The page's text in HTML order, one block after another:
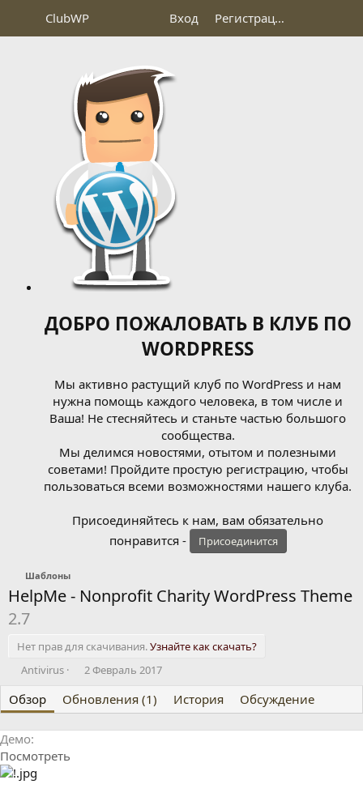
ClubWP Вход Регистрация
ДОБРО ПОЖАЛОВАТЬ В КЛУБ ПО
WORDPRESS
Мы активно растущий клуб по WordPress и нам
нужна помощь каждого человека, в том числе и
Ваша! Не стесняйтесь и станьте частью большого
сообщества.
Мы делимся новостями, отытом и полезными
советами! Пройдите простую регистрацию, чтобы
пользоваться всеми возможностями нашего клуба.
Присоединяйтесь к нам, вам обязательно
понравится -
Присоединится
Шаблоны
HelpMe - Nonprofit Charity WordPress Theme
2.7
Нет прав для скачивания.Узнайте как скачать?
А
т
о
р
Antivirus
Д
т
а
с
2 Февраль 2017
Обзор Обновления (1) История Обсуждение
Демо
Посмотреть